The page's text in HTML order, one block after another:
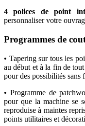
4 polices de point
personnaliser votre
Programmes de
• Tapering sur tous les
au début et à la fin de
pour des possibilités sans
• Programme de
pour que la machine se
reproduise à maintes
points utilitaires et